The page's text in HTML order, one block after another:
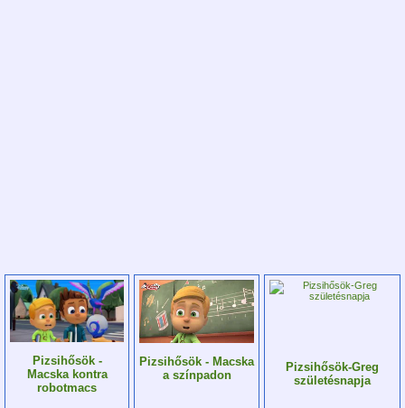
Pizsihősök -
Macska kontra
robotmacs
Pizsihősök - Macska
a színpadon
Pizsihősök-Greg
születésnapja